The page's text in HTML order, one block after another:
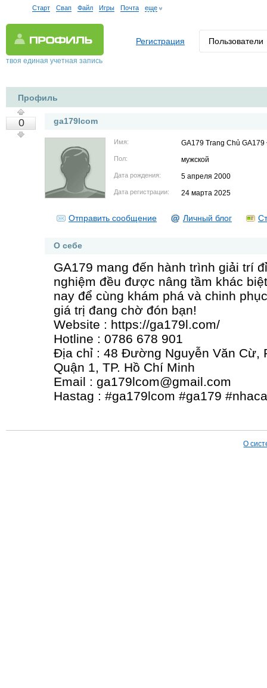
Старт Свап Файл Игры Почта еще
твоя единая учетная запись
Регистрация Пользователи
Профиль
0 ga179lcom
Имя: GA179 Trang Chủ
Пол: мужской
Дата рождения: 5 апреля 2000
Дата регистрации: 24 марта 2025
Отправить сообщение Личный блог
О себе
GA179 mang đến hành trình giải trí
nghiệm đều được nâng tầm khác
nay để cùng khám phá và chinh
giá trị đang chờ đón bạn!
Website : https://ga179l.com/
Hotline : 0786 678 901
Địa chỉ : 48 Đường Nguyễn Văn Cừ,
Quận 1, TP. Hồ Chí Minh
Email : ga179lcom@gmail.com
Hastag : #ga179lcom #ga179
О